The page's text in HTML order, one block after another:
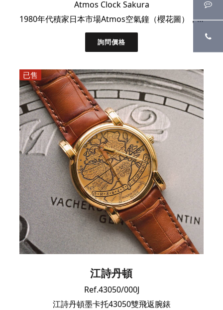
Atmos Clock Sakura
1980年代積家日本市場Atmos空氣鐘（櫻花圖），輪島塗螺鈿琺瑯工藝全套連盒證
詢問價格
已售
江詩丹頓
Ref.43050/000J
江詩丹頓墨卡托43050雙飛返腕錶